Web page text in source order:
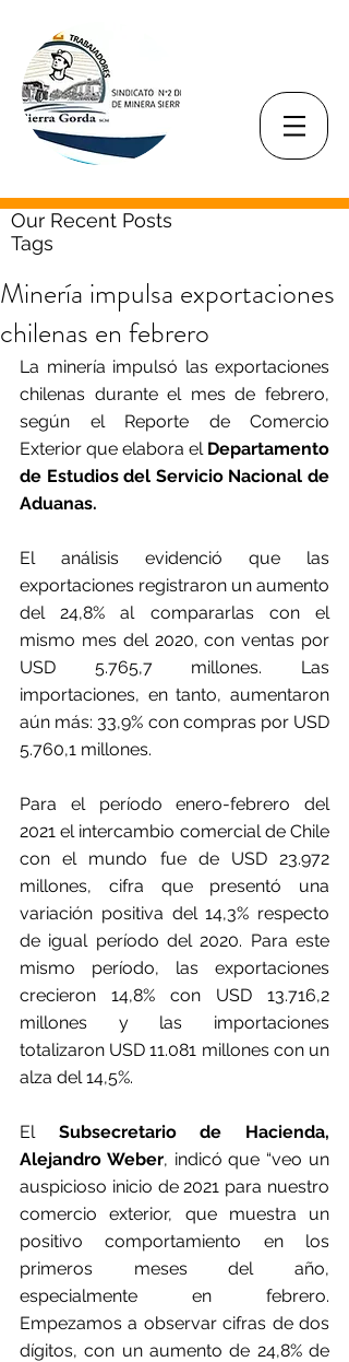
Our Recent Posts
Tags
Minería impulsa exportaciones
chilenas en febrero
La minería impulsó las exportaciones
chilenas durante el mes de febrero,
según el Reporte de Comercio
Exterior que elabora el Departamento
de Estudios del Servicio Nacional de
Aduanas.
El análisis evidenció que las
exportaciones registraron un aumento
del 24,8% al compararlas con el
mismo mes del 2020, con ventas por
USD 5.765,7 millones. Las
importaciones, en tanto, aumentaron
aún más: 33,9% con compras por USD
5.760,1 millones.
Para el período enero-febrero del
2021 el intercambio comercial de Chile
con el mundo fue de USD 23.972
millones, cifra que presentó una
variación positiva del 14,3% respecto
de igual período del 2020. Para este
mismo período, las exportaciones
crecieron 14,8% con USD 13.716,2
millones y las importaciones
totalizaron USD 11.081 millones con un
alza del 14,5%.
El Subsecretario de Hacienda,
Alejandro Weber, indicó que “veo un
auspicioso inicio de 2021 para nuestro
comercio exterior, que muestra un
positivo comportamiento en los
primeros meses del año,
especialmente en febrero.
Empezamos a observar cifras de dos
dígitos, con un aumento de 24,8% de